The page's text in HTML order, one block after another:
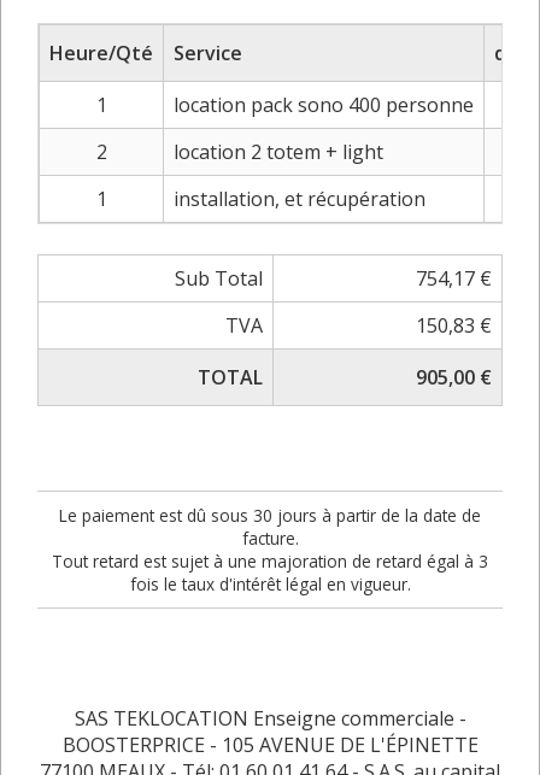
Heure/Qté Service
1
location pack sono 400 personne
2
location 2 totem + light
1
installation, et récupération
Sub Total
754,17 €
TVA
150,83 €
TOTAL
905,00 €
Le paiement est dû sous 30 jours à partir de la date de
facture.
Tout retard est sujet à une majoration de retard égal à 3
fois le taux d'intérêt légal en vigueur.
SAS TEKLOCATION Enseigne commerciale -
BOOSTERPRICE - 105 AVENUE DE L'ÉPINETTE